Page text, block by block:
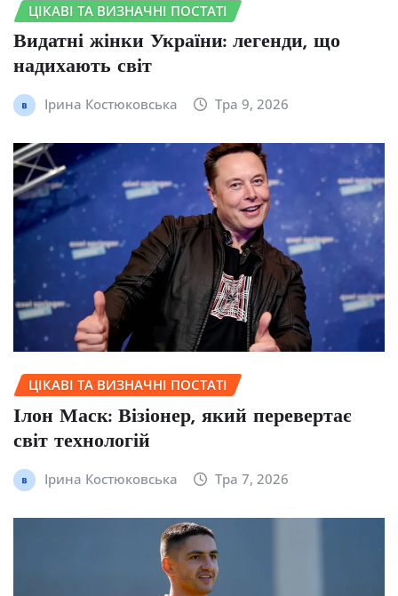
ЦІКАВІ ТА ВИЗНАЧНІ ПОСТАТІ
Видатні жінки України: легенди, що
надихають світ
Ірина Костюковська Тра 9, 2026
ЦІКАВІ ТА ВИЗНАЧНІ ПОСТАТІ
Ілон Маск: Візіонер, який перевертає
світ технологій
Ірина Костюковська Тра 7, 2026